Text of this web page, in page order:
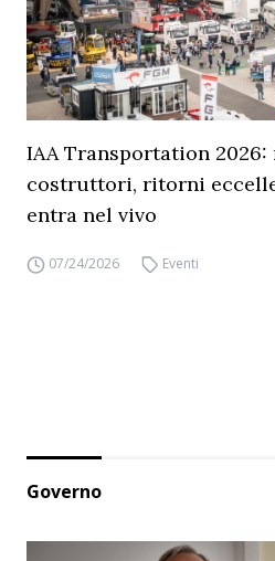
IAA Transportation
costruttori, ritorni
entra nel vivo
07/24/2026 Eventi
Governo